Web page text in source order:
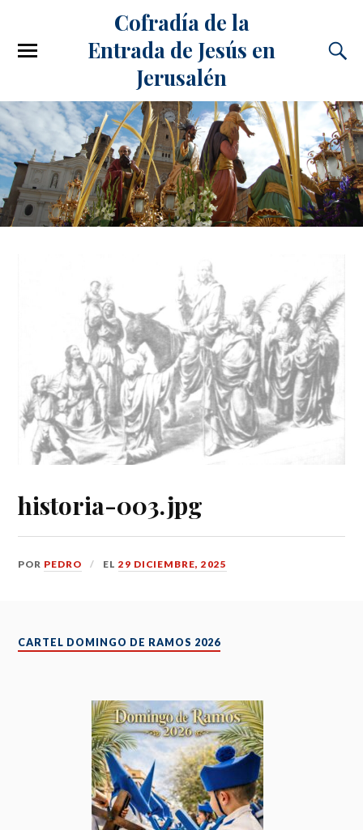
Cofradía de la
Entrada de Jesús en
Jerusalén
historia-003.jpg
POR PEDRO EL29 DICIEMBRE, 2025
CARTEL DOMINGO DE RAMOS 2026